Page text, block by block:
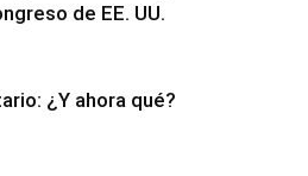
de EE. UU.
¿Y ahora qué?